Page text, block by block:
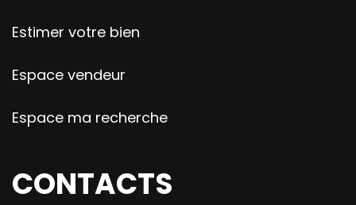
Estimer votre bien
Espace vendeur
Espace ma recherche
CONTACTS